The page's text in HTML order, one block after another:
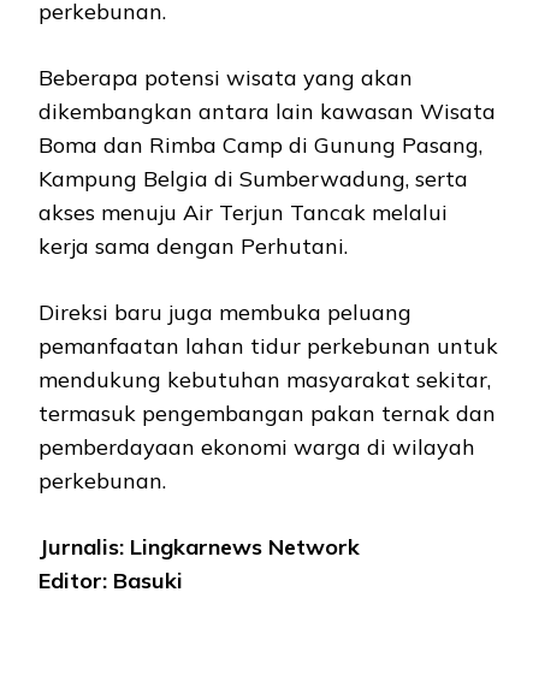
perkebunan.
Beberapa potensi wisata yang akan
dikembangkan antara lain kawasan Wisata
Boma dan Rimba Camp di Gunung Pasang,
Kampung Belgia di Sumberwadung, serta
akses menuju Air Terjun Tancak melalui
kerja sama dengan Perhutani.
Direksi baru juga membuka peluang
pemanfaatan lahan tidur perkebunan untuk
mendukung kebutuhan masyarakat sekitar,
termasuk pengembangan pakan ternak dan
pemberdayaan ekonomi warga di wilayah
perkebunan.
Jurnalis: Lingkarnews Network
Editor: Basuki